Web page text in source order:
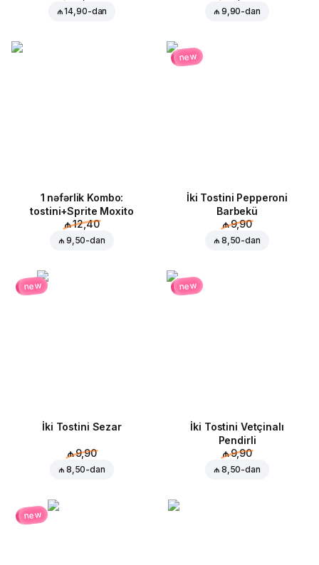
₼ 14,90-dan ₼ 9,90-dan
1 nəfərlik Kombo:
tostini+Sprite Moxito
₼ 12,40
₼ 9,50-dan
new
İki Tostini Pepperoni
Barbekü
₼ 9,90
₼ 8,50-dan
new
İki Tostini Sezar
₼ 9,90
₼ 8,50-dan
new
İki Tostini Vetçinalı
Pendirli
₼ 9,90
₼ 8,50-dan
new